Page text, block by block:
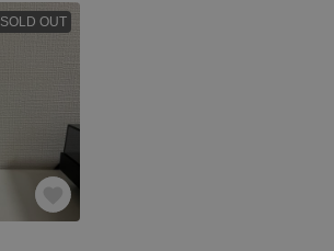
SOLD OUT